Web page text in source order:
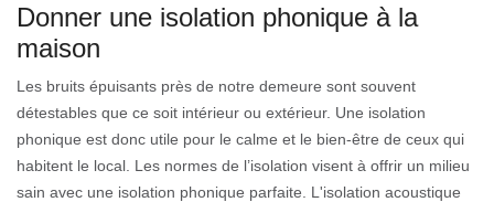
Donner une isolation phonique à la
maison
Les bruits épuisants près de notre demeure sont souvent
détestables que ce soit intérieur ou extérieur. Une isolation
phonique est donc utile pour le calme et le bien-être de ceux qui
habitent le local. Les normes de l’isolation visent à offrir un milieu
sain avec une isolation phonique parfaite. L'isolation acoustique